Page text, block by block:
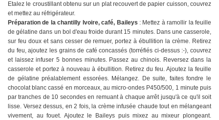
Etalez le croustillant obtenu sur un plat recouvert de papier cuisson, couvrez
et mettez au réfrigérateur.
Préparation de la chantilly Ivoire, café, Baileys : Mettez à ramollir la feuille
de gélatine dans un bol d'eau froide durant 15 minutes. Dans une casserole,
sur feu doux et sans cesser de remuer, portez à ébullition la crème. Retirez
du feu, ajoutez les grains de café concassés (torréfiés ci-dessus :-), couvrez
et laissez infuser 5 bonnes minutes. Passez au chinois. Reversez dans la
casserole et portez à nouveau à ébullition. Retirez du feu. Ajoutez la feuille
de gélatine préalablement essorées. Mélangez. De suite, faites fondre le
chocolat blanc cassé en morceaux, au micro-ondes P450/500, 1 minute puis
par tranches de 10 secondes en remuant à chaque arrêt jusqu'à ce qu'il soit
lisse. Versez dessus, en 2 fois, la crème infusée chaude tout en mélangeant
vivement, au fouet. Ajoutez le Baileys puis mixez au mixeur plongeant.